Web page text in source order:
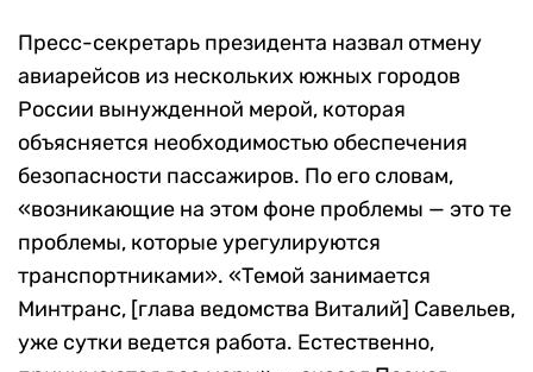
Пресс-секретарь президента назвал отмену
авиарейсов из нескольких южных городов
России вынужденной мерой, которая
объясняется необходимостью обеспечения
безопасности пассажиров. По его словам,
«возникающие на этом фоне проблемы — это те
проблемы, которые урегулируются
транспортниками». «Темой занимается
Минтранс, [глава ведомства Виталий] Савельев,
уже сутки ведется работа. Естественно,